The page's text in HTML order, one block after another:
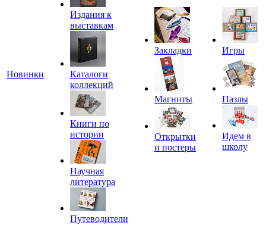
Новинки
Издания к
выставкам
Каталоги
коллекций
Книги по
истории
Научная
литература
Путеводители
Закладки
Магниты
Открытки
и постеры
Игры
Пазлы
Идем в
школу